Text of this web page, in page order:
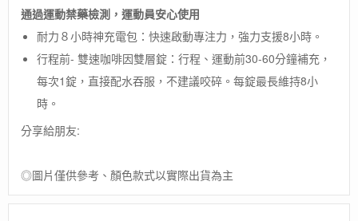
通過運動禁藥檢測，運動員安心使用
耐力８小時神充電包：快速啟動專注力，強力支援8小時。
行程前- 雙速咖啡因雙層錠：行程、運動前30-60分鐘補充，
每次1錠，直接配水吞服，不建議咬碎。每錠最長維持8小
時。
分享給朋友:
◎圖片僅供參考、顏色款式以實際出貨為主